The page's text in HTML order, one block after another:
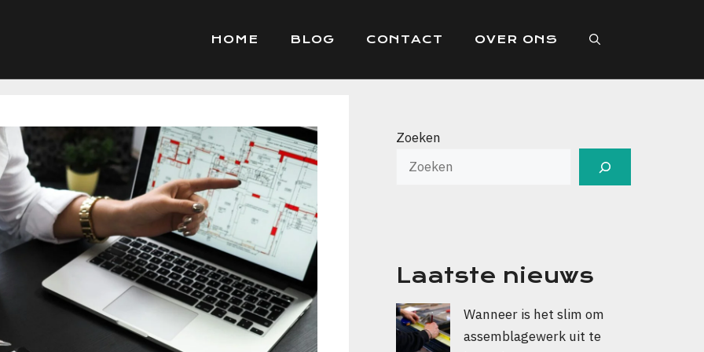
HOME BLOG CONTACT OVER ONS
Zoeken
Laatste nieuws
Wanneer is het slim om
assemblagewerk uit te